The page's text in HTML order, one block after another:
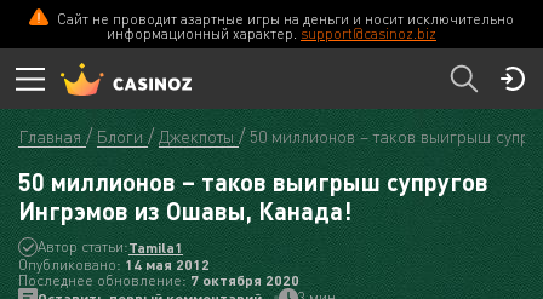
Сайт не проводит азартные игры на деньги и носит исключительно
информационный характер. support@casinoz.biz
Главная Блоги Джекпоты 50 миллионов – таков выигрыш
50 миллионов – таков выигрыш супругов
Ингрэмов из Ошавы, Канада!
Автор статьи:Tamila1
Опубликовано: 14 мая 2012
Последнее обновление:7 октября 2020